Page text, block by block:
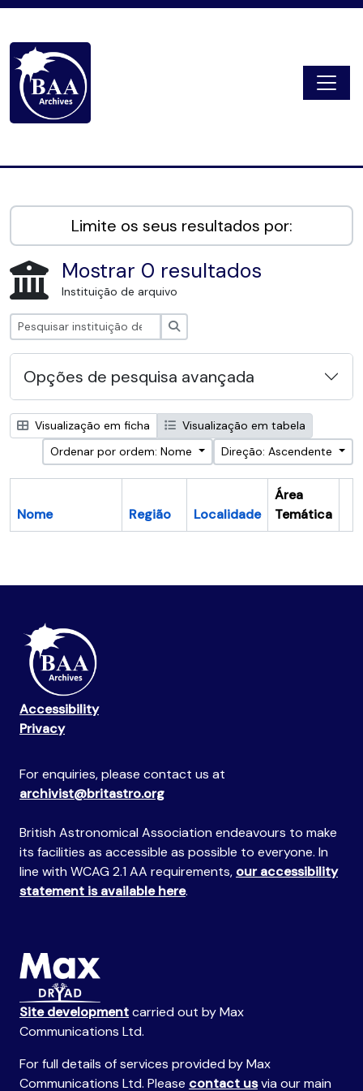
Limite os seus resultados por:
Mostrar 0 resultados
Instituição de arquivo
Opções de pesquisa avançada
Visualização em ficha
Visualização em tabela
Ordenar por ordem: Nome
Direção: Ascendente
Nome Região Localidade
Área
Temática
Accessibility
Privacy
For enquiries, please contact us at
archivist@britastro.org
British Astronomical Association endeavours to make
its facilities as accessible as possible to everyone. In
line with WCAG 2.1 AA requirements, our accessibility
statement is available here.
Site developmentcarried out by Max
Communications Ltd.
For full details of services provided by Max
Communications Ltd. Please contact usvia our main